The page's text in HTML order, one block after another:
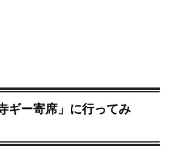
ギー寄席」に行ってみ